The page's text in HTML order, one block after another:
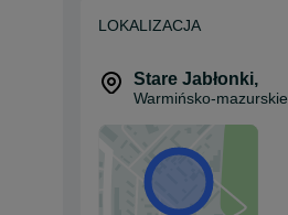
LOKALIZACJA
Stare Jabłonki,
Warmińsko-mazurskie